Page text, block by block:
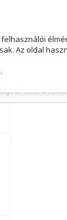
ELJEGYZESI
Az oldal